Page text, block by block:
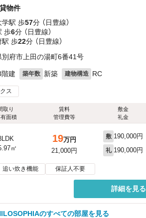
物件
学駅 歩57分 （日豊線）
歩6分 （日豊線）
駅 歩22分 （日豊線）
別府市上田の湯町6番41号
階建 築年数 新築 建物構造 RC
ス
取り
面積
賃料
管理費等
敷金
礼金
㎡
19万円
21,000円
敷 190,000円
礼 190,000円
追い炊き機能 保証人不要
詳細を見る
のすべての部屋を見る